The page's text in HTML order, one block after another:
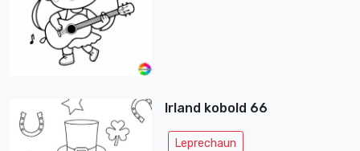
Irland kobold 66
Leprechaun